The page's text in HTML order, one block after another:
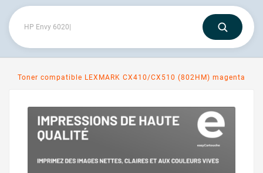
Toner compatible LEXMARK CX410/CX510 (802HM) magenta